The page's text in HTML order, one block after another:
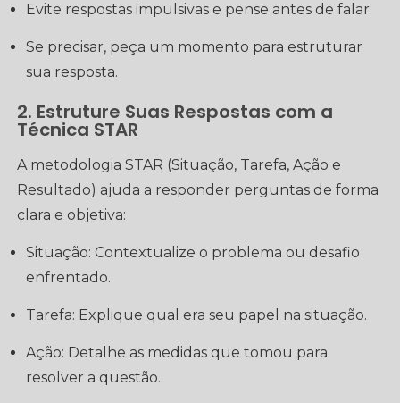
Evite respostas impulsivas e pense antes de falar.
Se precisar, peça um momento para estruturar
sua resposta.
2. Estruture Suas Respostas com a
Técnica STAR
A metodologia STAR (Situação, Tarefa, Ação e
Resultado) ajuda a responder perguntas de forma
clara e objetiva:
Situação: Contextualize o problema ou desafio
enfrentado.
Tarefa: Explique qual era seu papel na situação.
Ação: Detalhe as medidas que tomou para
resolver a questão.